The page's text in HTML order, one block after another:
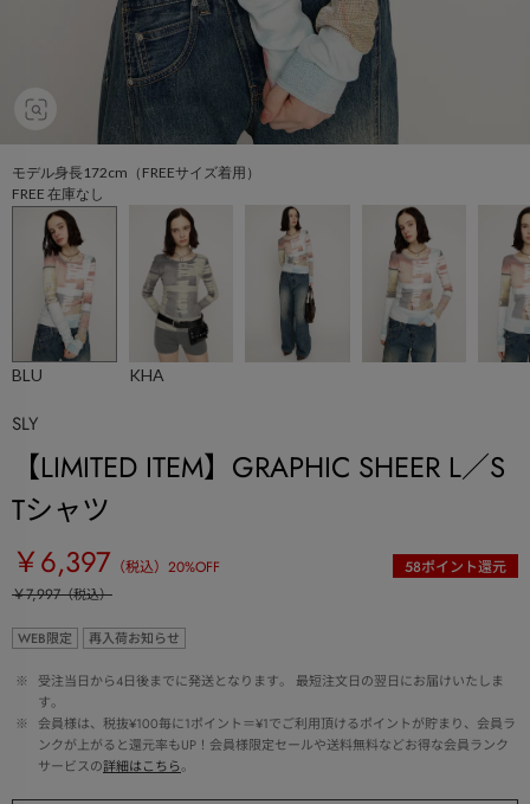
モデル身長172cm（FREEサイズ着用）
FREE 在庫なし
BLU KHA
SLY
【LIMITED ITEM】GRAPHIC SHEER L／S
Tシャツ
￥6,397 （税込） 20%OFF 58ポイント還元
￥7,997（税込）
WEB限定 再入荷お知らせ
※
受注当日から4日後までに発送となります。 最短注文日の翌日にお届けいたしま
す。
※
会員様は、税抜¥100毎に1ポイント＝¥1でご利用頂けるポイントが貯まり、会員ラ
ンクが上がると還元率もUP！会員様限定セールや送料無料などお得な会員ランク
サービスの詳細はこちら。